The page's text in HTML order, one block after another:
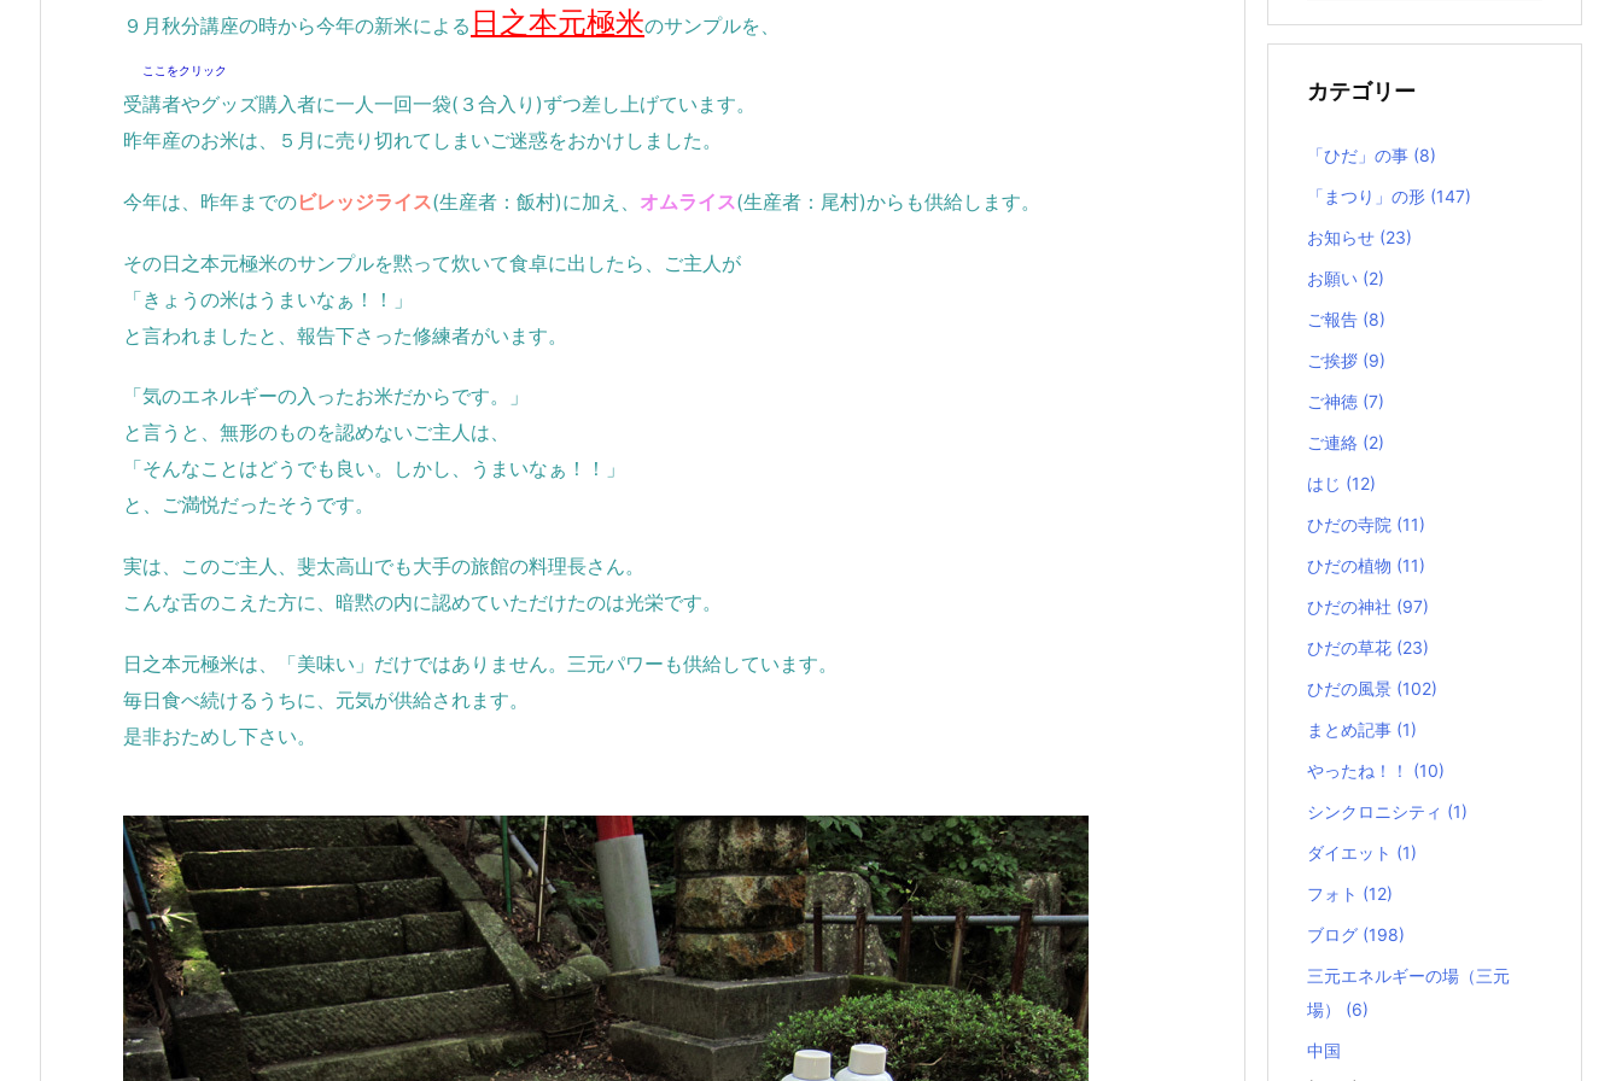
９月秋分講座の時から今年の新米による 日之本元極米のサンプルを、
ここをクリック
受講者やグッズ購入者に一人一回一袋(３合入り)ずつ差し上げています。
昨年産のお米は、５月に売り切れてしまいご迷惑をおかけしました。
今年は、昨年までのビレッジライス(生産者：飯村)に加え、 オムライス(生産者：尾村)からも供給します。
その日之本元極米のサンプルを黙って炊いて食卓に出したら、ご主人が
「きょうの米はうまいなぁ！！」
と言われましたと、報告下さった修練者がいます。
「気のエネルギーの入ったお米だからです。」
と言うと、無形のものを認めないご主人は、
「そんなことはどうでも良い。しかし、うまいなぁ！！」
と、ご満悦だったそうです。
実は、このご主人、斐太高山でも大手の旅館の料理長さん。
こんな舌のこえた方に、暗黙の内に認めていただけたのは光栄です。
日之本元極米は、「美味い」だけではありません。三元パワーも供給しています。
毎日食べ続けるうちに、元気が供給されます。
是非おためし下さい。
記
カテゴリー
「ひだ」の事 (8)
「まつり」の形 (147)
お知らせ (23)
お願い (2)
ご報告 (8)
ご挨拶 (9)
ご神徳 (7)
ご連絡 (2)
はじ (12)
ひだの寺院 (11)
ひだの植物 (11)
ひだの神社 (97)
ひだの草花 (23)
ひだの風景 (102)
まとめ記事 (1)
やったね！！ (10)
シンクロニシティ (1)
ダイエット (1)
フォト (12)
ブログ (198)
三元エネルギーの場（三元
場） (6)
中国